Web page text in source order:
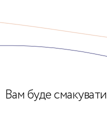
Вам буде смакувати